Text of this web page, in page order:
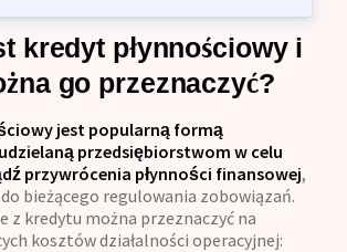
kredyt płynnościowy i
go przeznaczyć?
jest popularną formą
przedsiębiorstwom w celu
przywrócenia płynności finansowej,
bieżącego regulowania zobowiązań.
z kredytu można przeznaczyć na
kosztów działalności operacyjnej: